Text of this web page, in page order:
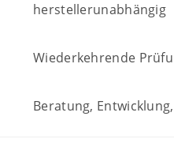
herstellerunabhängig
Wiederkehrende
Beratung,